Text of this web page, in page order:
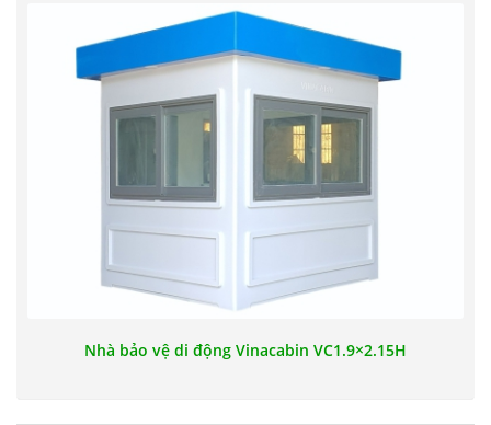
Nhà bảo vệ di động Vinacabin VC1.9×2.15H